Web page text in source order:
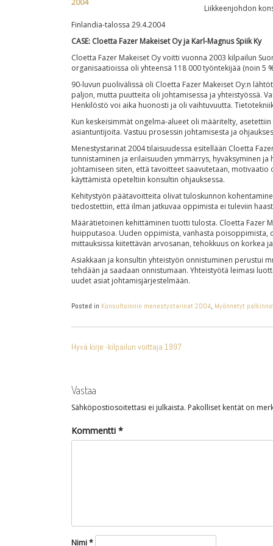
Liikkeenjohdon
Finlandia-talossa 29.4.2004
CASE: Cloetta Fazer Makeiset Oy ja Karl-Magnus Spiik Ky
Cloetta Fazer Makeiset Oy voitti vuonna 2003 kilpailun
organisaatioissa oli yhteensä 118 000 työntekijää (noin 5
90-luvun puolivälissä oli Cloetta Fazer Makeiset Oy:n
paljon, mutta puutteita oli johtamisessa ja yhteistyössä.
Henkilöstö voi aika huonosti ja oli vaihtuvuutta.
Kun keskeisimmät ongelma-alueet oli määritelty,
asiantuntijoita. Vastuu prosessin johtamisesta ja
Menestystarinat 2004 tilaisuudessa esitellään Cloetta
tunnistaminen ja erilaisuuden ymmärrys, hyväksyminen
johtamiseen siten, että tavoitteet saavutetaan,
käyttämistä opeteltiin konsultin ohjauksessa.
Kehitystyön päätavoitteita olivat tuloskunnon
tiedostettiin, että ilman jatkuvaa oppimista ei tuleviin
Määrätietoinen kehittäminen tuotti tulosta. Cloetta Fazer
huipputasoa. Uuden oppimista, vanhasta poisoppimista,
mittauksissa kiitettävän arvosanan, tehokkuus on korkea
Asiakkaan ja konsultin yhteistyön onnistuminen perustui
tehdään ja saadaan onnistumaan. Yhteistyötä leimasi
uudet asiat johtamisjärjestelmään.
Posted in Konsultoinnin menestystarinat 2004, Myönnetyt
SELAUS
Hyvä kirje -kilpailun voittaja 1997
Vastaa
Sähköpostiosoitettasi ei julkaista. Pakolliset kentät on
Kommentti *
Nimi*